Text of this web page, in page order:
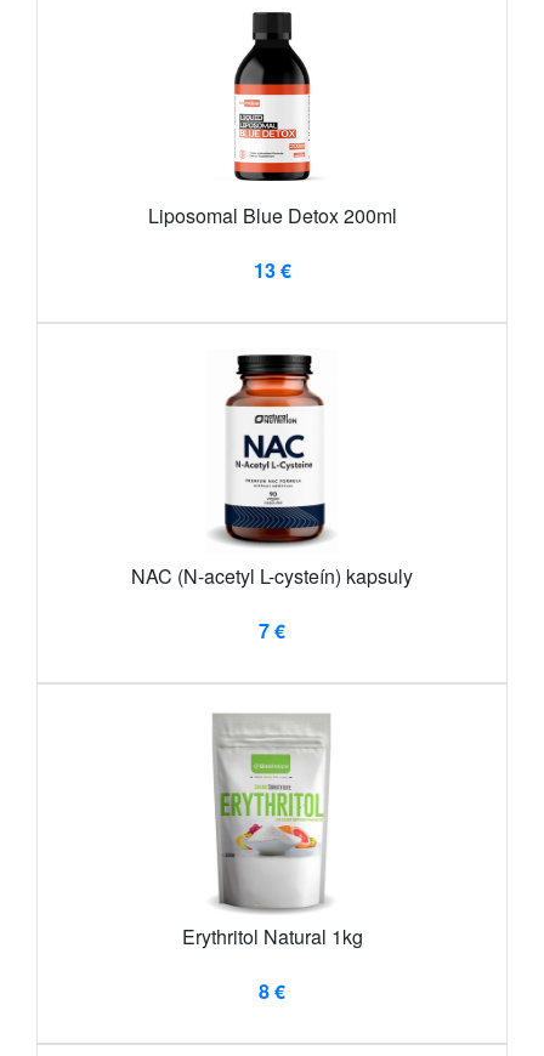
Liposomal Blue Detox 200ml
13 €
NAC (N-acetyl L-cysteín) kapsuly
7 €
Erythritol Natural 1kg
8 €